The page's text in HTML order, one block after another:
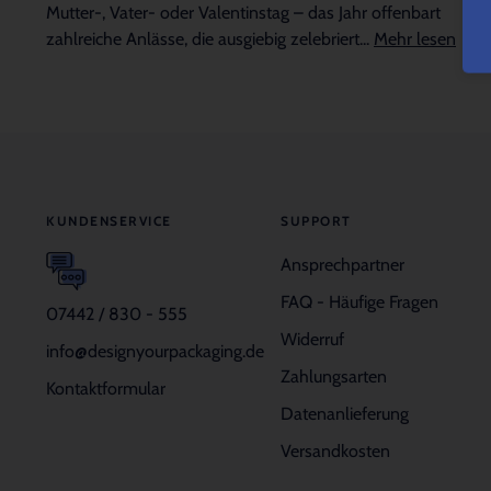
Mutter-, Vater- oder Valentinstag – das Jahr offenbart
zahlreiche Anlässe, die ausgiebig zelebriert... Mehr lesen
KUNDENSERVICE
07442 / 830 - 555
info@designyourpackaging.de
Kontaktformular
SUPPORT
Ansprechpartner
FAQ - Häufige Fragen
Widerruf
Zahlungsarten
Datenanlieferung
Versandkosten